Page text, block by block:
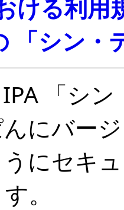
ける利用
「シン・
「シ
にバー
にセキ
。